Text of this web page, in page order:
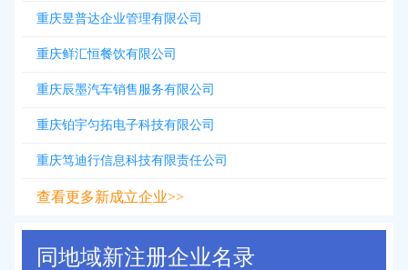
重庆昱普达企业管理有限公司
重庆鲜汇恒餐饮有限公司
重庆辰墨汽车销售服务有限公司
重庆铂宇匀拓电子科技有限公司
重庆笃迪行信息科技有限责任公司
查看更多新成立企业>>
同地域新注册企业名录